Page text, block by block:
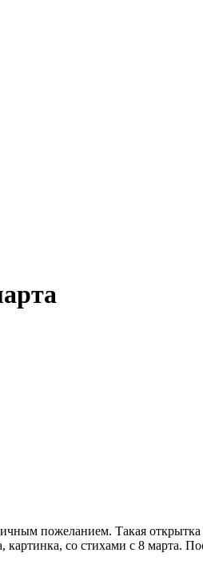
пожеланием. Такая
со стихами с 8 марта.